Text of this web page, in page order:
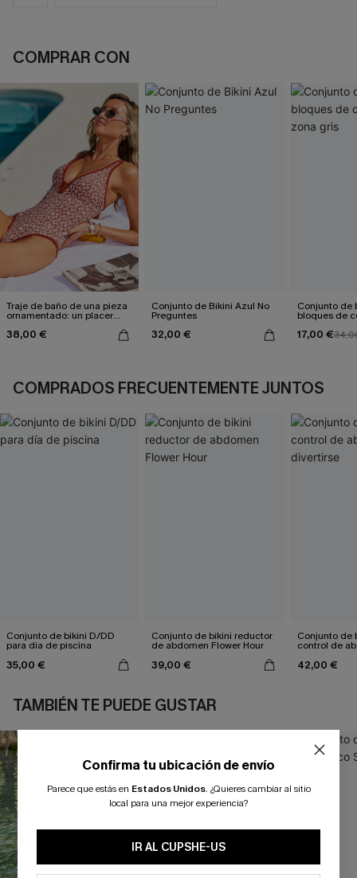
COMPRAR CON
Traje de baño de una pieza
ornamentado: un placer
38,00 €
Conjunto de Bikini Azul No
Preguntes
32,00 €
Conjunto de
bloques de
17,00 €
COMPRADOS FRECUENTEMENTE JUNTOS
Conjunto de bikini D/DD
para día de piscina
35,00 €
Conjunto de bikini reductor
de abdomen Flower Hour
39,00 €
Conjunto de
control de
42,00 €
TAMBIÉN TE PUEDE GUSTAR
Confirma tu ubicación de envío
Parece que estás en Estados Unidos. ¿Quieres cambiar al sitio
local para una mejor experiencia?
IR AL CUPSHE-US